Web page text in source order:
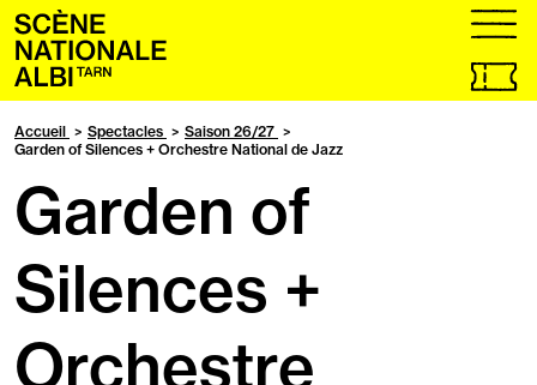
Accueil
Billetterie
en
menu
Accueil Spectacles
Saison 26/27
Garden of Silences + Orchestre National de Jazz
Garden of
Silences +
Orchestre